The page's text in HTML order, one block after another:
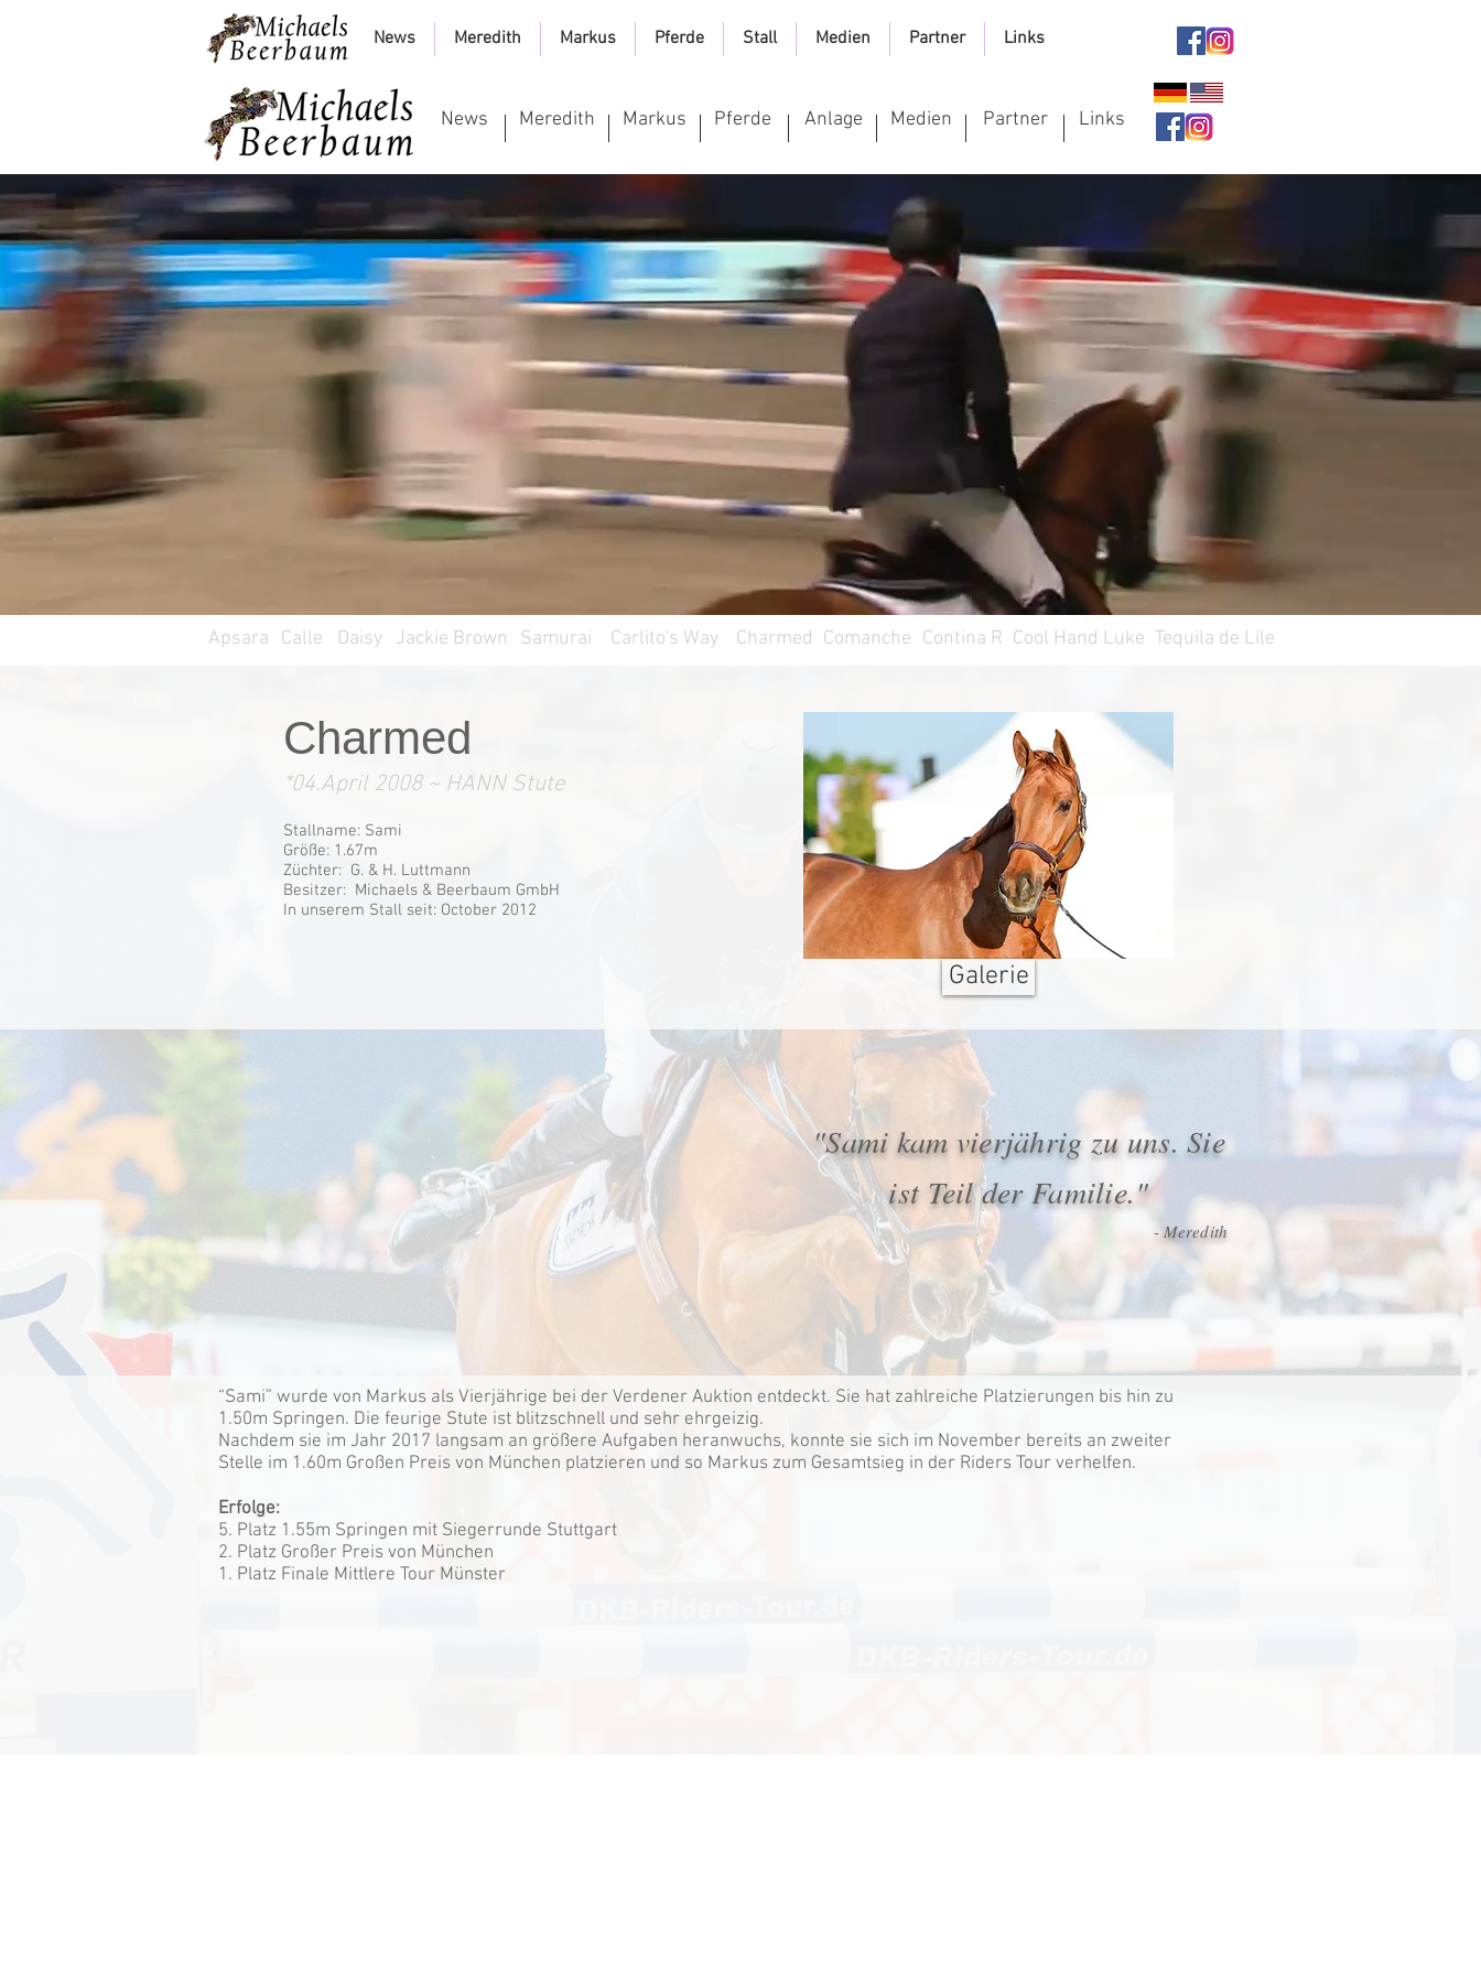
News Meredith Markus Pferde Stall Medien Partner Links
News Meredith Markus Pferde Anlage Medien Partner Links
Apsara Calle Daisy Jackie Brown Samurai Carlito's Way Charmed Comanche Contina R Cool Hand Luke Tequila de Lile
“Sami” wurde von Markus als Vierjährige bei der Verdener Auktion entdeckt. Sie hat zahlreiche Platzierungen bis hin zu
1.50m Springen. Die feurige Stute ist blitzschnell und sehr ehrgeizig.
Nachdem sie im Jahr 2017 langsam an größere Aufgaben heranwuchs, konnte sie sich im November bereits an zweiter
Stelle im 1.60m Großen Preis von München platzieren und so Markus zum Gesamtsieg in der Riders Tour verhelfen.
Erfolge:
5. Platz 1.55m Springen mit Siegerrunde Stuttgart
2. Platz Großer Preis von München
1. Platz Finale Mittlere Tour Münster
Charmed
*04.April 2008 ~ HANN Stute
Stallname: Sami
Größe: 1.67m
Züchter: G. & H. Luttmann
Besitzer: Michaels & Beerbaum GmbH
In unserem Stall seit: October 2012
Galerie
"Sami kam vierjährig zu uns. Sie
ist Teil der Familie."
- Meredith